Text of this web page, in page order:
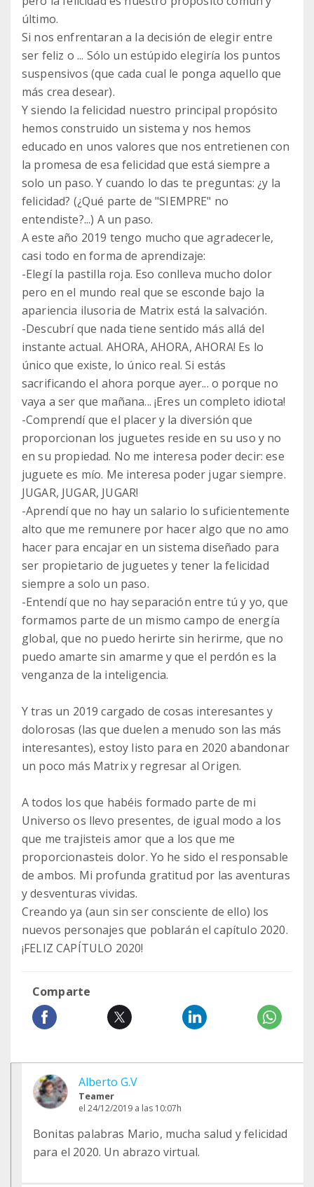
último.
Si nos enfrentaran a la decisión de elegir entre
ser feliz o ... Sólo un estúpido elegiría los puntos
suspensivos (que cada cual le ponga aquello que
más crea desear).
Y siendo la felicidad nuestro principal propósito
hemos construido un sistema y nos hemos
educado en unos valores que nos entretienen con
la promesa de esa felicidad que está siempre a
solo un paso. Y cuando lo das te preguntas: ¿y la
felicidad? (¿Qué parte de "SIEMPRE" no
entendiste?...) A un paso.
A este año 2019 tengo mucho que agradecerle,
casi todo en forma de aprendizaje:
-Elegí la pastilla roja. Eso conlleva mucho dolor
pero en el mundo real que se esconde bajo la
apariencia ilusoria de Matrix está la salvación.
-Descubrí que nada tiene sentido más allá del
instante actual. AHORA, AHORA, AHORA! Es lo
único que existe, lo único real. Si estás
sacrificando el ahora porque ayer... o porque no
vaya a ser que mañana... ¡Eres un completo idiota!
-Comprendí que el placer y la diversión que
proporcionan los juguetes reside en su uso y no
en su propiedad. No me interesa poder decir: ese
juguete es mío. Me interesa poder jugar siempre.
JUGAR, JUGAR, JUGAR!
-Aprendí que no hay un salario lo suficientemente
alto que me remunere por hacer algo que no amo
hacer para encajar en un sistema diseñado para
ser propietario de juguetes y tener la felicidad
siempre a solo un paso.
-Entendí que no hay separación entre tú y yo, que
formamos parte de un mismo campo de energía
global, que no puedo herirte sin herirme, que no
puedo amarte sin amarme y que el perdón es la
venganza de la inteligencia.
Y tras un 2019 cargado de cosas interesantes y
dolorosas (las que duelen a menudo son las más
interesantes), estoy listo para en 2020 abandonar
un poco más Matrix y regresar al Origen.
A todos los que habéis formado parte de mi
Universo os llevo presentes, de igual modo a los
que me trajisteis amor que a los que me
proporcionasteis dolor. Yo he sido el responsable
de ambos. Mi profunda gratitud por las aventuras
y desventuras vividas.
Creando ya (aun sin ser consciente de ello) los
nuevos personajes que poblarán el capítulo 2020.
¡FELIZ CAPÍTULO 2020!
Comparte
Alberto G.V
Teamer
el 24/12/2019 a las 10:07h
Bonitas palabras Mario, mucha salud y felicidad
para el 2020. Un abrazo virtual.